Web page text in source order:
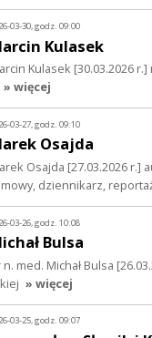
03-30, godz. 09:00
Kulasek
Kulasek [30.03.2026
» więcej
03-27, godz. 09:10
Osajda
Osajda [27.03.2026 r.]
dziennikarz,
03-26, godz. 10:08
Bulsa
n. med. Michał Bulsa
» więcej
03-25, godz. 09:07